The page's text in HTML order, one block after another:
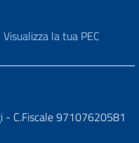
Visualizza la tua PEC
- C.Fiscale 97107620581